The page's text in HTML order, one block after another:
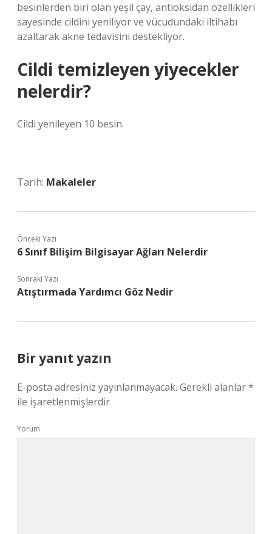
besinlerden biri olan yeşil çay, antioksidan özellikleri
sayesinde cildini yeniliyor ve vücudundaki iltihabı
azaltarak akne tedavisini destekliyor.
Cildi temizleyen yiyecekler
nelerdir?
Cildi yenileyen 10 besin.
Tarih: Makaleler
Önceki Yazı
6 Sınıf Bilişim Bilgisayar Ağları Nelerdir
Sonraki Yazı
Atıştırmada Yardımcı Göz Nedir
Bir yanıt yazın
E-posta adresiniz yayınlanmayacak. Gerekli alanlar*
ile işaretlenmişlerdir
Yorum